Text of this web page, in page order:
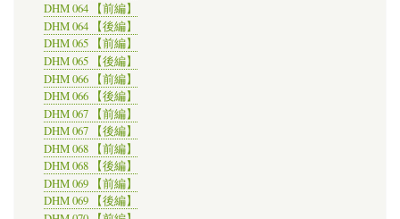
DHM 064 【前編】
DHM 064 【後編】
DHM 065 【前編】
DHM 065 【後編】
DHM 066 【前編】
DHM 066 【後編】
DHM 067 【前編】
DHM 067 【後編】
DHM 068 【前編】
DHM 068 【後編】
DHM 069 【前編】
DHM 069 【後編】